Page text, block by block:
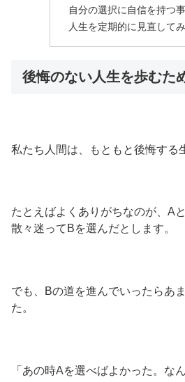
自分の選択に自信を持つ事
人生を定期的に見直して
後悔のない人生を歩むた
私たち人間は、もともと後悔する
たとえばよくありがちなのが、A
散々迷ってBを選んだとします。
でも、Bの道を進んでいったらあ
た。
「あの時Aを選べばよかった。な